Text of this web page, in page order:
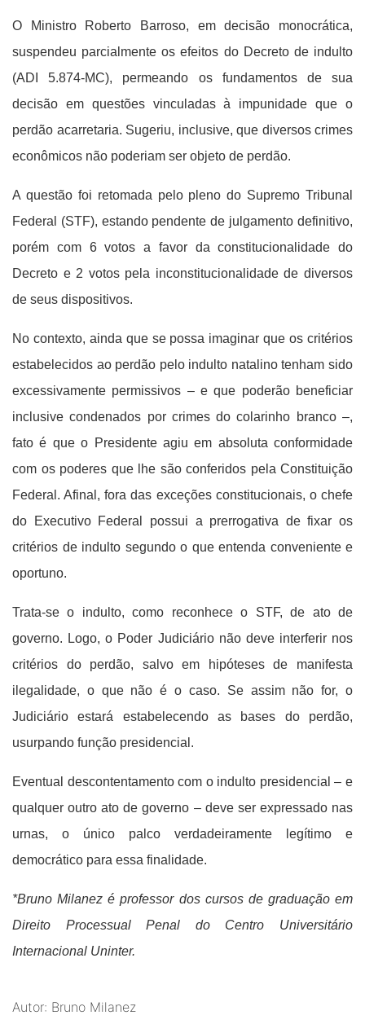
O Ministro Roberto Barroso, em decisão monocrática,
suspendeu parcialmente os efeitos do Decreto de indulto
(ADI 5.874-MC), permeando os fundamentos de sua
decisão em questões vinculadas à impunidade que o
perdão acarretaria. Sugeriu, inclusive, que diversos crimes
econômicos não poderiam ser objeto de perdão.
A questão foi retomada pelo pleno do Supremo Tribunal
Federal (STF), estando pendente de julgamento definitivo,
porém com 6 votos a favor da constitucionalidade do
Decreto e 2 votos pela inconstitucionalidade de diversos
de seus dispositivos.
No contexto, ainda que se possa imaginar que os critérios
estabelecidos ao perdão pelo indulto natalino tenham sido
excessivamente permissivos – e que poderão beneficiar
inclusive condenados por crimes do colarinho branco –,
fato é que o Presidente agiu em absoluta conformidade
com os poderes que lhe são conferidos pela Constituição
Federal. Afinal, fora das exceções constitucionais, o chefe
do Executivo Federal possui a prerrogativa de fixar os
critérios de indulto segundo o que entenda conveniente e
oportuno.
Trata-se o indulto, como reconhece o STF, de ato de
governo. Logo, o Poder Judiciário não deve interferir nos
critérios do perdão, salvo em hipóteses de manifesta
ilegalidade, o que não é o caso. Se assim não for, o
Judiciário estará estabelecendo as bases do perdão,
usurpando função presidencial.
Eventual descontentamento com o indulto presidencial – e
qualquer outro ato de governo – deve ser expressado nas
urnas, o único palco verdadeiramente legítimo e
democrático para essa finalidade.
*Bruno Milanez é professor dos cursos de graduação em
Direito Processual Penal do Centro Universitário
Internacional Uninter.
Autor: Bruno Milanez